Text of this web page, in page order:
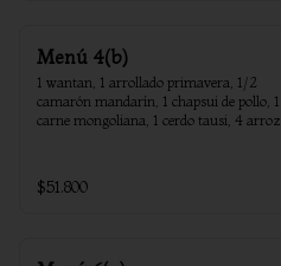
Menú 4(b)
1 wantan, 1 arrollado primavera, 1/2
camarón mandarín, 1 chapsui de pollo, 1
carne mongoliana, 1 cerdo tausi, 4 arroz
$51.800